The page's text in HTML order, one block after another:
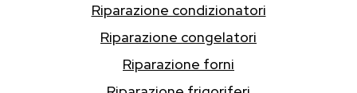
Riparazione condizionatori
Riparazione congelatori
Riparazione forni